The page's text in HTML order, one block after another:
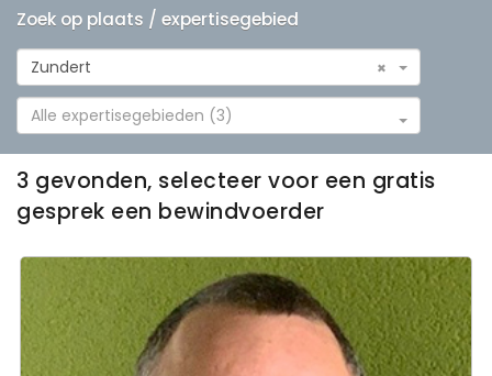
Zoek op plaats / expertisegebied
×
Zundert
Alle expertisegebieden (3)
3 gevonden, selecteer voor een gratis
gesprek een bewindvoerder